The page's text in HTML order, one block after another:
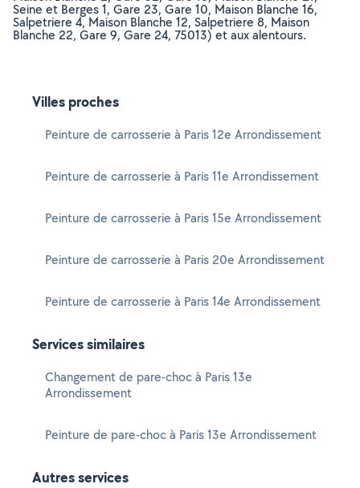
Seine et Berges 1, Gare 23, Gare 10, Maison Blanche 16,
Salpetriere 4, Maison Blanche 12, Salpetriere 8, Maison
Blanche 22, Gare 9, Gare 24, 75013) et aux alentours.
Villes proches
Peinture de carrosserie à Paris 12e Arrondissement
Peinture de carrosserie à Paris 11e Arrondissement
Peinture de carrosserie à Paris 15e Arrondissement
Peinture de carrosserie à Paris 20e Arrondissement
Peinture de carrosserie à Paris 14e Arrondissement
Services similaires
Changement de pare-choc à Paris 13e
Arrondissement
Peinture de pare-choc à Paris 13e Arrondissement
Autres services